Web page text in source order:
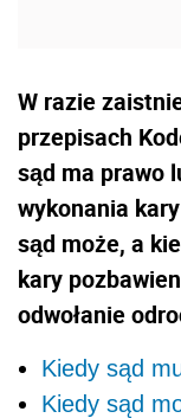
W razie
przepisach
sąd ma prawo
wykonania
sąd może, a
kary
odwołanie
Kiedy sąd
Kiedy sąd